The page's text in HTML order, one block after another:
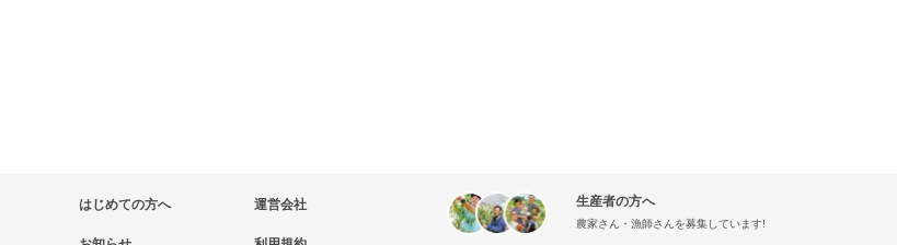
はじめての方へ 運営会社 生産者の方へ
農家さん・漁師さんを募集しています!